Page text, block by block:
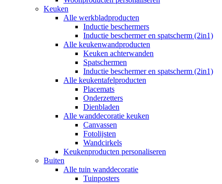
Keuken
Alle werkbladproducten
Inductie beschermers
Inductie beschermer en spatscherm (2in1)
Alle keukenwandproducten
Keuken achterwanden
Spatschermen
Inductie beschermer en spatscherm (2in1)
Alle keukentafelproducten
Placemats
Onderzetters
Dienbladen
Alle wanddecoratie keuken
Canvassen
Fotolijsten
Wandcirkels
Keukenproducten personaliseren
Buiten
Alle tuin wanddecoratie
Tuinposters